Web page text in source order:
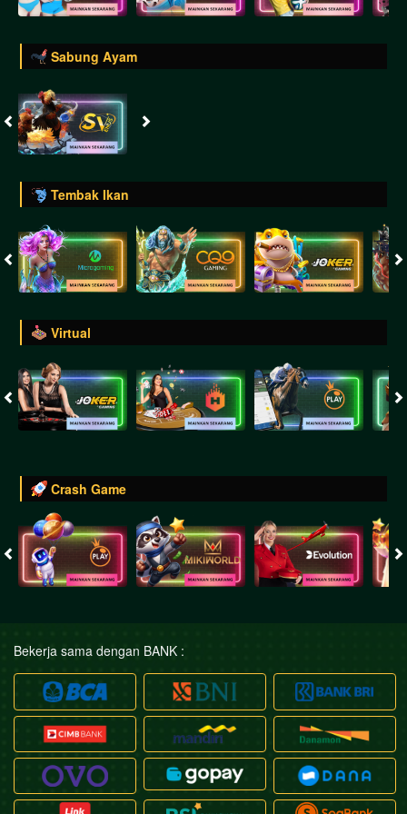
Sabung Ayam
Tembak Ikan
Virtual
Crash Game
Bekerja sama dengan BANK :